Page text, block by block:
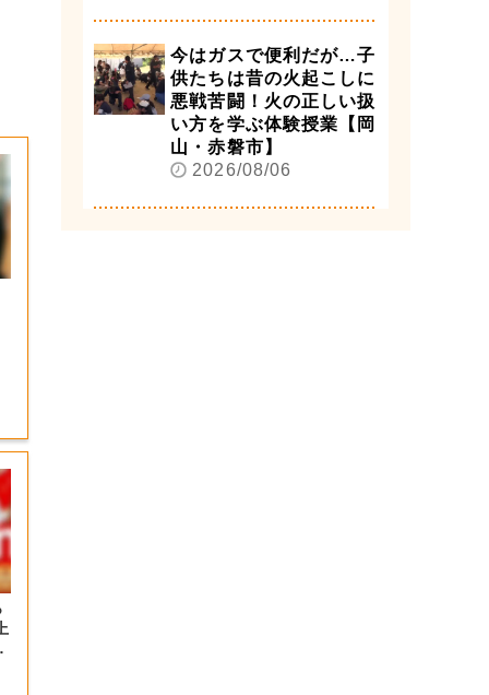
今はガスで便利だが…子
供たちは昔の火起こしに
悪戦苦闘！火の正しい扱
い方を学ぶ体験授業【岡
山・赤磐市】
2026/08/06